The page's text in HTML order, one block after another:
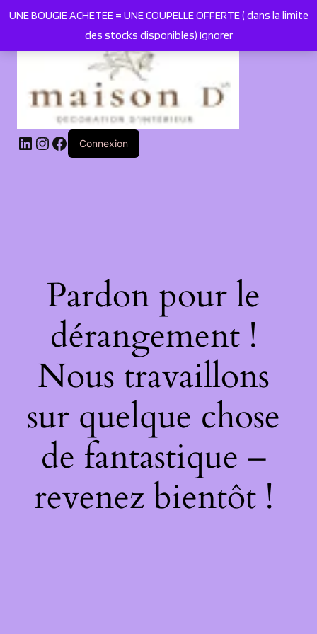
UNE BOUGIE ACHETEE = UNE COUPELLE OFFERTE ( dans la limite
des stocks disponibles) Ignorer
LinkedIn
Instagram
Facebook
Connexion
Pardon pour le
dérangement !
Nous travaillons
sur quelque chose
de fantastique –
revenez bientôt !